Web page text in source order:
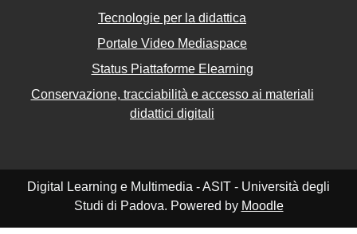
Tecnologie per la didattica
Portale Video Mediaspace
Status Piattaforme Elearning
Conservazione, tracciabilità e accesso ai materiali
didattici digitali
Digital Learning e Multimedia - ASIT - Università degli
Studi di Padova. Powered by Moodle